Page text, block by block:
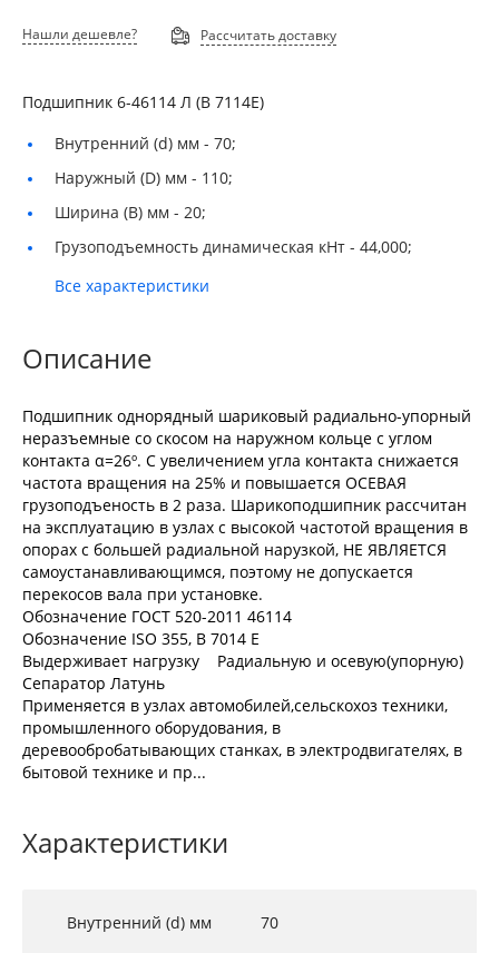
Нашли дешевле? Рассчитать доставку
Подшипник 6-46114 Л (В 7114Е)
Внутренний (d) мм - 70;
Наружный (D) мм - 110;
Ширина (B) мм - 20;
Грузоподъемность динамическая кНт - 44,000;
Все характеристики
Описание
Подшипник однорядный шариковый радиально-упорный
неразъемные со скосом на наружном кольце с углом
контакта α=26º. С увеличением угла контакта снижается
частота вращения на 25% и повышается ОСЕВАЯ
грузоподъеность в 2 раза. Шарикоподшипник рассчитан
на эксплуатацию в узлах с высокой частотой вращения в
опорах с большей радиальной нарузкой, НЕ ЯВЛЯЕТСЯ
самоустанавливающимся, поэтому не допускается
перекосов вала при установке.
Обозначение ГОСТ 520-2011 46114
Обозначение ISO 355, В 7014 Е
Выдерживает нагрузку Радиальную и осевую(упорную)
Сепаратор Латунь
Применяется в узлах автомобилей,сельскохоз техники,
промышленного оборудования, в
деревообробатывающих станках, в электродвигателях, в
бытовой технике и пр...
Характеристики
Внутренний (d) мм 70